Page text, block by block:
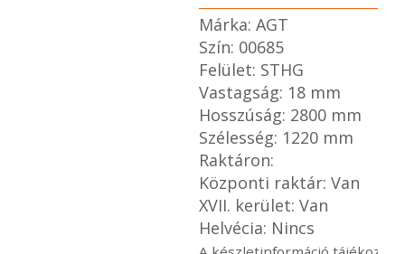
Márka: AGT
Szín: 00685
Felület: STHG
Vastagság: 18 mm
Hosszúság: 2800 mm
Szélesség: 1220 mm
Raktáron:
Központi raktár: Van
XVII. kerület: Van
Helvécia: Nincs